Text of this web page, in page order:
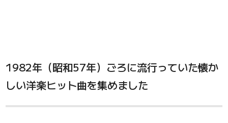
1982年（昭和57年）ごろに流行っていた懐か
しい洋楽ヒット曲を集めました